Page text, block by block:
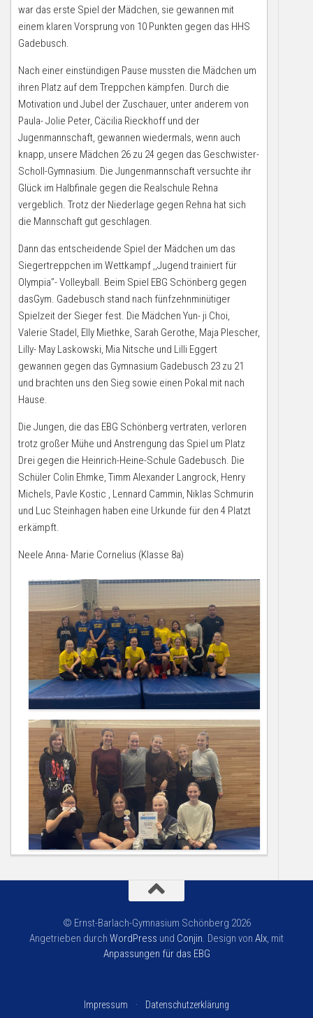
war das erste Spiel der Mädchen, sie gewannen mit
einem klaren Vorsprung von 10 Punkten gegen das HHS
Gadebusch.
Nach einer einstündigen Pause mussten die Mädchen um
ihren Platz auf dem Treppchen kämpfen. Durch die
Motivation und Jubel der Zuschauer, unter anderem von
Paula- Jolie Peter, Cäcilia Rieckhoff und der
Jugenmannschaft, gewannen wiedermals, wenn auch
knapp, unsere Mädchen 26 zu 24 gegen das Geschwister-
Scholl-Gymnasium. Die Jungenmannschaft versuchte ihr
Glück im Halbfinale gegen die Realschule Rehna
vergeblich. Trotz der Niederlage gegen Rehna hat sich
die Mannschaft gut geschlagen.
Dann das entscheidende Spiel der Mädchen um das
Siegertreppchen im Wettkampf ,,Jugend trainiert für
Olympia’’- Volleyball. Beim Spiel EBG Schönberg gegen
dasGym. Gadebusch stand nach fünfzehnminütiger
Spielzeit der Sieger fest. Die Mädchen Yun- ji Choi,
Valerie Stadel, Elly Miethke, Sarah Gerothe, Maja Plescher,
Lilly- May Laskowski, Mia Nitsche und Lilli Eggert
gewannen gegen das Gymnasium Gadebusch 23 zu 21
und brachten uns den Sieg sowie einen Pokal mit nach
Hause.
Die Jungen, die das EBG Schönberg vertraten, verloren
trotz großer Mühe und Anstrengung das Spiel um Platz
Drei gegen die Heinrich-Heine-Schule Gadebusch. Die
Schüler Colin Ehmke, Timm Alexander Langrock, Henry
Michels, Pavle Kostic , Lennard Cammin, Niklas Schmurin
und Luc Steinhagen haben eine Urkunde für den 4 Platzt
erkämpft.
Neele Anna- Marie Cornelius (Klasse 8a)
© Ernst-Barlach-Gymnasium Schönberg 2026
Angetrieben durch WordPress und Conjin. Design von Alx, mit
Anpassungen für das EBG
Impressum · Datenschutzerklärung